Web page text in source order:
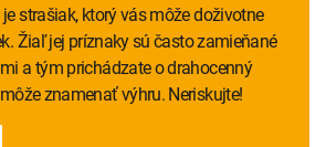
strašiak, ktorý vás môže doživotne
Žiaľ jej príznaky sú často zamieňané
a tým prichádzate o drahocenný
znamenať výhru. Neriskujte!